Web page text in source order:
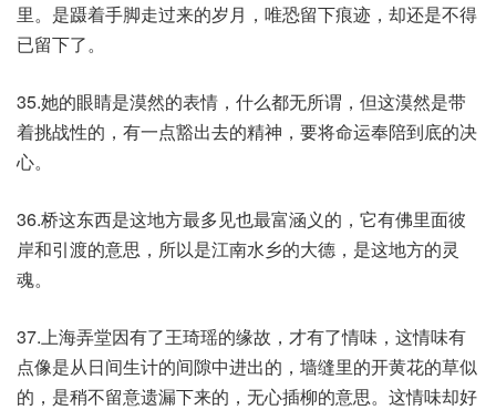
里。是蹑着手脚走过来的岁月，唯恐留下痕迹，却还是不得
已留下了。
35.她的眼睛是漠然的表情，什么都无所谓，但这漠然是带
着挑战性的，有一点豁出去的精神，要将命运奉陪到底的决
心。
36.桥这东西是这地方最多见也最富涵义的，它有佛里面彼
岸和引渡的意思，所以是江南水乡的大德，是这地方的灵
魂。
37.上海弄堂因有了王琦瑶的缘故，才有了情味，这情味有
点像是从日间生计的间隙中进出的，墙缝里的开黄花的草似
的，是稍不留意遗漏下来的，无心插柳的意思。这情味却好